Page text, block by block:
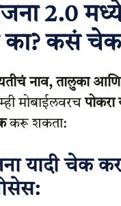
2.0
कसं चेक
नाव, तालुका आणि
मोबाईलवरचपोकरा
करू शकता:
यादी चेक